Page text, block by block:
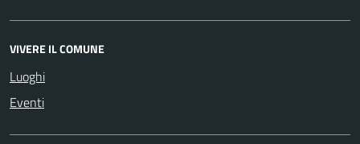
VIVERE IL COMUNE
Luoghi
Eventi